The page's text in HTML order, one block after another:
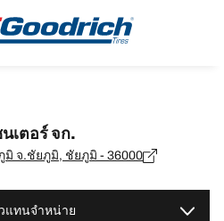
เตอร์ จก.
มิ จ.ชัยภูมิ, ชัยภูมิ - 36000
แทนจำหน่าย